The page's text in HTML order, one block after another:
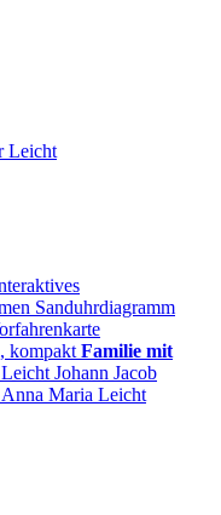
Leicht
Sanduhrdiagramm
kompakt Familie mit
Leicht Johann Jacob
Anna Maria Leicht